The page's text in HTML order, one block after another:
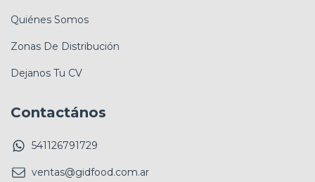
Quiénes Somos
Zonas De Distribución
Dejanos Tu CV
Contactános
541126791729
ventas@gidfood.com.ar